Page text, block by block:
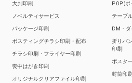
大判印刷
ノベルティサービス
パッケージ印刷
ポスティングチラシ印刷・配布
チラシ印刷・フライヤー印刷
喪中はがき印刷
オリジナルクリアファイル印刷
POP(ポ
テーブ
DM・
折りパ
印刷
ポスタ
封筒印